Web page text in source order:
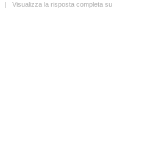
| Visualizza la risposta completa su